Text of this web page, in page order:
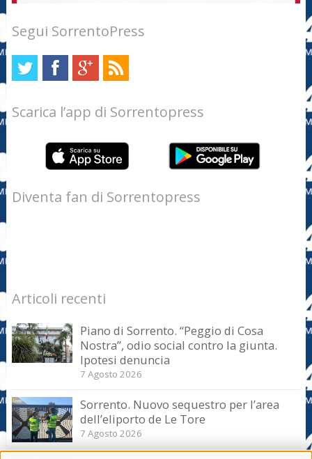
Segui SorrentoPress
Scarica l’app di Sorrentopress
Diventa fan di Sorrentopress
Articoli recenti
Piano di Sorrento. “Peggio di Cosa
Nostra”, odio social contro la giunta.
Ipotesi denuncia
7 Agosto 2026
Sorrento. Nuovo sequestro per l’area
dell’eliporto de Le Tore
7 Agosto 2026